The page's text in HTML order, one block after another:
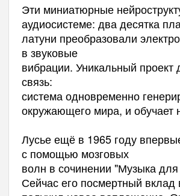
Эти миниатюрные нейро
аудиосистеме: два десятка
латуни преобразовали
в звуковые
вибрации. Уникальный проект
связь:
системаодновременно
окружающего мира, и обучает
Лусьеещё в 1965 году
с помощью мозговых
волн в сочинении "Музыкадля
Сейчасего посмертный вклад